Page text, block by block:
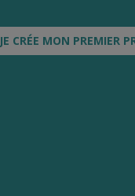
JE CRÉE MON PREMIER